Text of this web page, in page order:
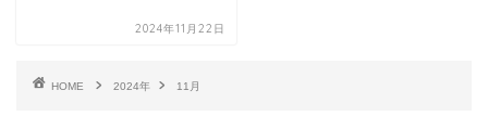
2024年11月22日
HOME 2024年 11月